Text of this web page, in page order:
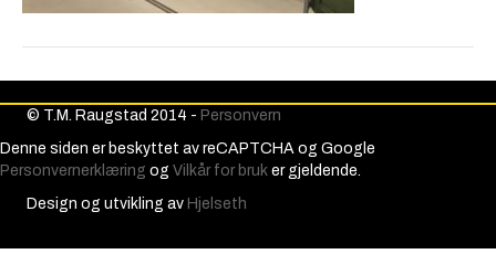
© T.M. Raugstad 2014 - Personvern
Denne siden er beskyttet av reCAPTCHA og Google
Personvernerklæring og Vilkår for bruk er gjeldende.
Design og utvikling av Hjelseth